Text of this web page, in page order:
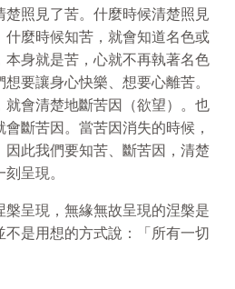
照見了苦。什麼時候清楚照見
什麼時候知苦，就會知道名色或
本身就是苦，心就不再執著名色
要讓身心快樂、想要心離苦。
會清楚地斷苦因（欲望）。也
斷苦因。當苦因消失的時候，
因此我們要知苦、斷苦因，清楚
呈現。
呈現，無緣無故呈現的涅槃是
是用想的方式說：「所有一切